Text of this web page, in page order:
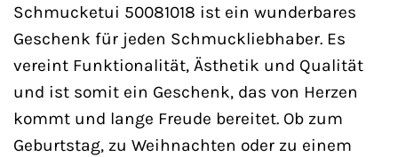
Schmucketui 50081018 ist ein wunderbares
Geschenk für jeden Schmuckliebhaber. Es
vereint Funktionalität, Ästhetik und Qualität
und ist somit ein Geschenk, das von Herzen
kommt und lange Freude bereitet. Ob zum
Geburtstag, zu Weihnachten oder zu einem